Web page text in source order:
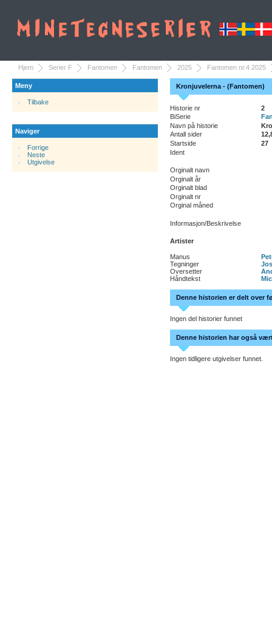
Hjem Serier F Fantomen Fantomen 2025 Fantomen nr.4 2025
Meny
Tilbake
Naviger
Forrige
Neste
Utgivelse
Kronjuvelerna - (Fantomen)
Historie nr
2
BiSerie
Navn på historie
Antall sider
Startside
27
Ident
Orginalt navn
Orginalt år
Orginalt blad
Orginalt nr
Orginal måned
Informasjon/Beskrivelse
Artister
Manus
Tegninger
Oversetter
Håndtekst
Denne historien er delt over
Ingen del historier funnet
Denne historien har også
Ingen tidligere utgivelser funnet.